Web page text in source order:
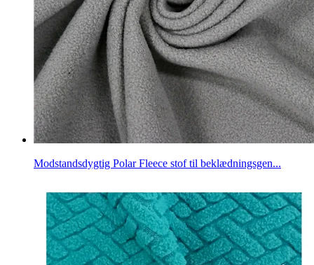
Modstandsdygtig Polar Fleece stof til beklædningsgen...